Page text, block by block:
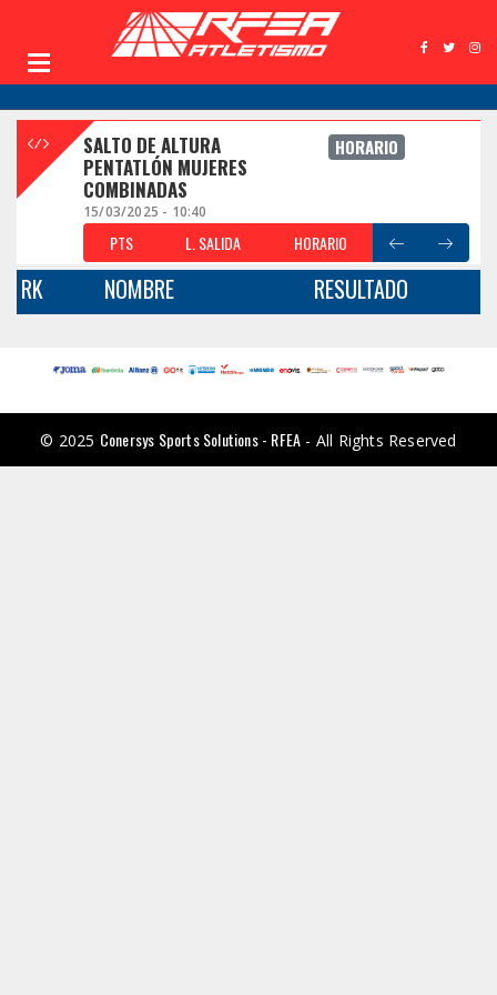
SALTO DE ALTURA
PENTATLÓN MUJERES
COMBINADAS
HORARIO
15/03/2025 - 10:40
PTS L. SALIDA HORARIO
RK NOMBRE RESULTADO
© 2025 Conersys Sports Solutions - RFEA - All Rights Reserved